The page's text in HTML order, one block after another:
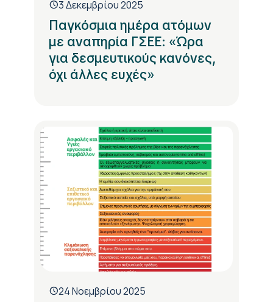
3 Δεκεμβρίου 2025
Παγκόσμια ημέρα ατόμων
με αναπηρία ΓΣΕΕ: «Ώρα
για δεσμευτικούς κανόνες,
όχι άλλες ευχές»
24 Νοεμβρίου 2025